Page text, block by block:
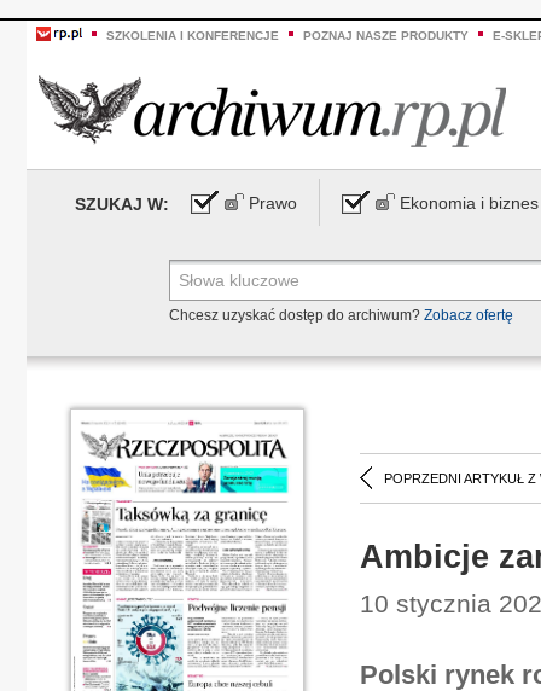
SZKOLENIA I KONFERENCJE POZNAJ NASZE PRODUKTY E-
SZUKAJ W: Prawo Ekonomia i biznes
Chcesz uzyskać dostęp do archiwum? Zobacz ofertę
POPRZEDNI ARTYKUŁ Z
Ambicje
10 stycznia
Polski rynek